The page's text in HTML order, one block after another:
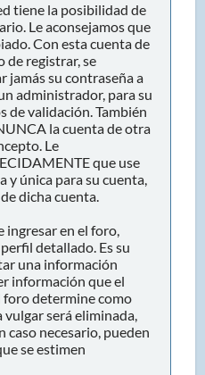
tiene la posibilidad de
Le aconsejamos que
Con esta cuenta de
de registrar, se
jamás su contraseña a
administrador, para su
de validación. También
la cuenta de otra
Le
que use
y única para su cuenta,
dicha cuenta.
ingresar en el foro,
detallado. Es su
una información
información que el
determine como
vulgar será eliminada,
caso necesario, pueden
se estimen